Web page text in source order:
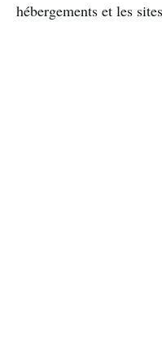
hébergements et les